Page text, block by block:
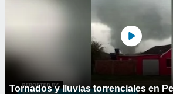
Tornados y lluvias torrenciales en